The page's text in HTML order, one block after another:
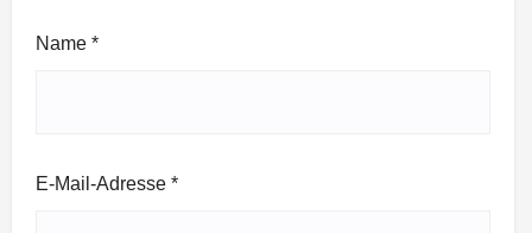
Name *
E-Mail-Adresse *